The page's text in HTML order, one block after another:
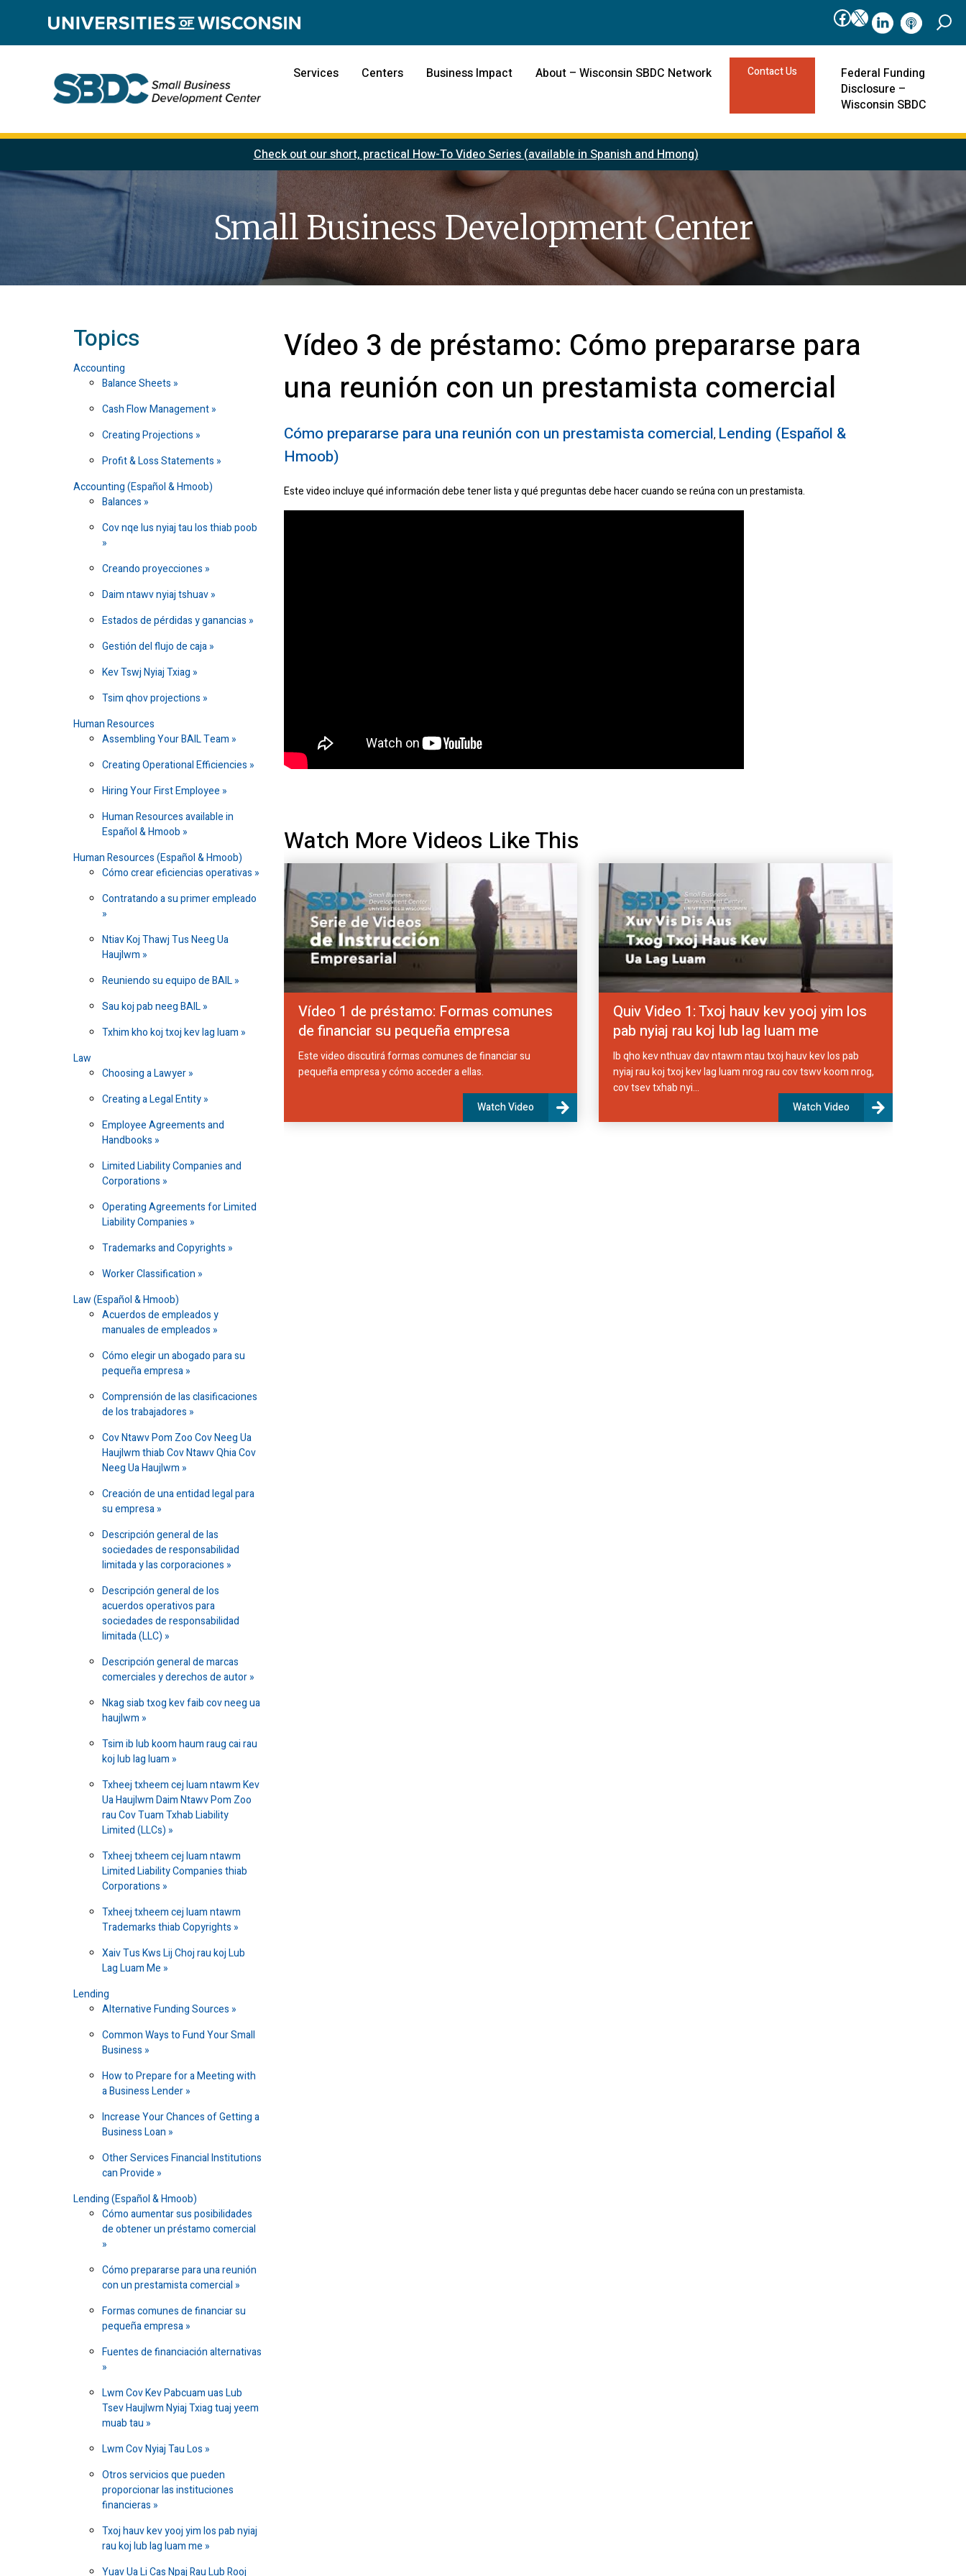
Facebook
X linkedInpodcast
Services Centers Business Impact About – Wisconsin SBDC Network Contact Us
Federal Funding
Disclosure –
Wisconsin SBDC
Check out our short, practical How-To Video Series (available in Spanish and Hmong)
Small Business Development Center
Topics
Accounting
Balance Sheets
Cash Flow Management
Creating Projections
Profit & Loss Statements
Accounting (Español & Hmoob)
Balances
Cov nqe lus nyiaj tau los thiab poob
Creando proyecciones
Daim ntawv nyiaj tshuav
Estados de pérdidas y ganancias
Gestión del flujo de caja
Kev Tswj Nyiaj Txiag
Tsim qhov projections
Human Resources
Assembling Your BAIL Team
Creating Operational Efficiencies
Hiring Your First Employee
Human Resources available in
Español & Hmoob
Human Resources (Español & Hmoob)
Cómo crear eficiencias operativas
Contratando a su primer empleado
Ntiav Koj Thawj Tus Neeg Ua
Haujlwm
Reuniendo su equipo de BAIL
Sau koj pab neeg BAIL
Txhim kho koj txoj kev lag luam
Law
Choosing a Lawyer
Creating a Legal Entity
Employee Agreements and
Handbooks
Limited Liability Companies and
Corporations
Operating Agreements for Limited
Liability Companies
Trademarks and Copyrights
Worker Classification
Law (Español & Hmoob)
Acuerdos de empleados y
manuales de empleados
Cómo elegir un abogado para su
pequeña empresa
Comprensión de las clasificaciones
de los trabajadores
Cov Ntawv Pom Zoo Cov Neeg Ua
Haujlwm thiab Cov Ntawv Qhia Cov
Neeg Ua Haujlwm
Creación de una entidad legal para
su empresa
Descripción general de las
sociedades de responsabilidad
limitada y las corporaciones
Descripción general de los
acuerdos operativos para
sociedades de responsabilidad
limitada (LLC)
Descripción general de marcas
comerciales y derechos de autor
Nkag siab txog kev faib cov neeg ua
haujlwm
Tsim ib lub koom haum raug cai rau
koj lub lag luam
Txheej txheem cej luam ntawm Kev
Ua Haujlwm Daim Ntawv Pom Zoo
rau Cov Tuam Txhab Liability
Limited (LLCs)
Txheej txheem cej luam ntawm
Limited Liability Companies thiab
Corporations
Txheej txheem cej luam ntawm
Trademarks thiab Copyrights
Xaiv Tus Kws Lij Choj rau koj Lub
Lag Luam Me
Lending
Alternative Funding Sources
Common Ways to Fund Your Small
Business
How to Prepare for a Meeting with
a Business Lender
Increase Your Chances of Getting a
Business Loan
Other Services Financial Institutions
can Provide
Lending (Español & Hmoob)
Cómo aumentar sus posibilidades
de obtener un préstamo comercial
Cómo prepararse para una reunión
con un prestamista comercial
Formas comunes de financiar su
pequeña empresa
Fuentes de financiación alternativas
Lwm Cov Kev Pabcuam uas Lub
Tsev Haujlwm Nyiaj Txiag tuaj yeem
muab tau
Lwm Cov Nyiaj Tau Los
Otros servicios que pueden
proporcionar las instituciones
financieras
Txoj hauv kev yooj yim los pab nyiaj
rau koj lub lag luam me
Yuav Ua Li Cas Npaj Rau Lub Rooj
Vídeo 3 de préstamo: Cómo prepararse para
una reunión con un prestamista comercial
Cómo prepararse para una reunión con un prestamista comercial, Lending (Español &
Hmoob)
Este video incluye qué información debe tener lista y qué preguntas debe hacer cuando se reúna con un prestamista.
Watch More Videos Like This
Vídeo 1 de préstamo: Formas comunes
de financiar su pequeña empresa
Este video discutirá formas comunes de financiar su
pequeña empresa y cómo acceder a ellas.
Watch Video
Quiv Video 1: Txoj hauv kev yooj yim los
pab nyiaj rau koj lub lag luam me
Ib qho kev nthuav dav ntawm ntau txoj hauv kev los pab
nyiaj rau koj txoj kev lag luam nrog rau cov tswv koom nrog,
cov tsev txhab nyi...
Watch Video